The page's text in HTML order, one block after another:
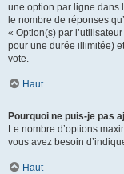
une option par ligne dans
le nombre de réponses
« Option(s) par
pour une durée illimitée)
vote.
Haut
Pourquoi ne puis-je pas
Le nombre d’options
vous avez besoin
Haut